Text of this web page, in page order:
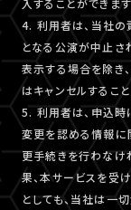
入することができます
4. 利用者は、当社の
となる公演が中止
表示する場合を除き
はキャンセルするこ
5. 利用者は、申込時
変更を認める情報に
更手続きを行わなけ
果、本サービスを受
としても、当社は一